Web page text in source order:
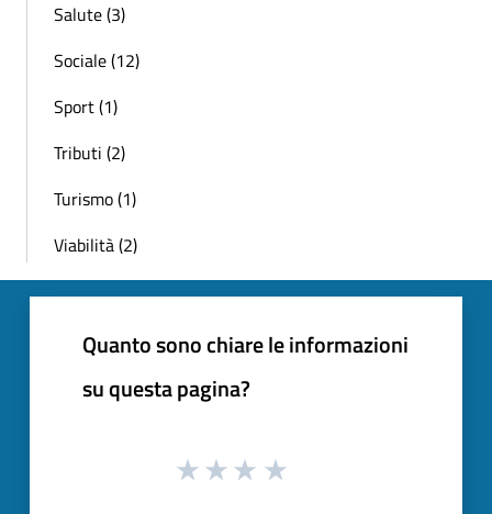
Salute (3)
Sociale (12)
Sport (1)
Tributi (2)
Turismo (1)
Viabilità (2)
Quanto sono chiare le informazioni
su questa pagina?